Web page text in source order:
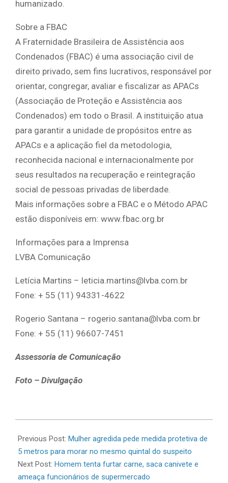
humanizado.
Sobre a FBAC
A Fraternidade Brasileira de Assistência aos
Condenados (FBAC) é uma associação civil de
direito privado, sem fins lucrativos, responsável por
orientar, congregar, avaliar e fiscalizar as APACs
(Associação de Proteção e Assistência aos
Condenados) em todo o Brasil. A instituição atua
para garantir a unidade de propósitos entre as
APACs e a aplicação fiel da metodologia,
reconhecida nacional e internacionalmente por
seus resultados na recuperação e reintegração
social de pessoas privadas de liberdade.
Mais informações sobre a FBAC e o Método APAC
estão disponíveis em: www.fbac.org.br
Informações para a Imprensa
LVBA Comunicação
Letícia Martins – leticia.martins@lvba.com.br
Fone: + 55 (11) 94331-4622
Rogerio Santana – rogerio.santana@lvba.com.br
Fone: + 55 (11) 96607-7451
Assessoria de Comunicação
Foto – Divulgação
07-
08
Previous Post: Mulher agredida pede medida protetiva de
5 metros para morar no mesmo quintal do suspeito
Next Post: Homem tenta furtar carne, saca canivete e
ameaça funcionários de supermercado